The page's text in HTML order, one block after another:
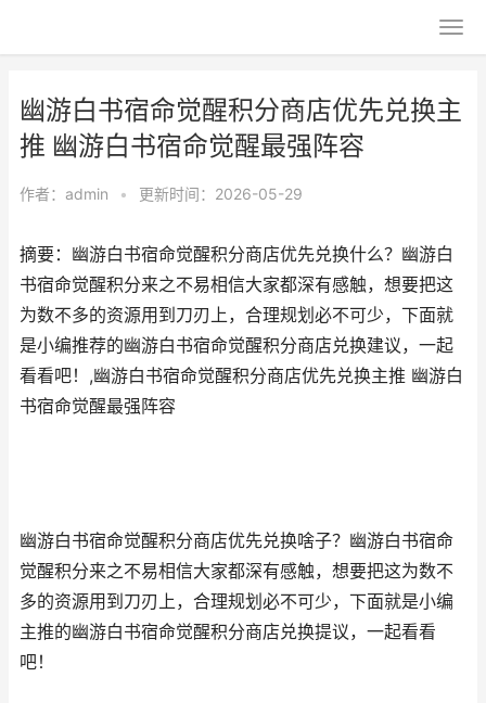
幽游白书宿命觉醒积分商店优先兑换主
推 幽游白书宿命觉醒最强阵容
作者： admin • 更新时间：2026-05-29
摘要：幽游白书宿命觉醒积分商店优先兑换什么？幽游白
书宿命觉醒积分来之不易相信大家都深有感触，想要把这
为数不多的资源用到刀刃上，合理规划必不可少，下面就
是小编推荐的幽游白书宿命觉醒积分商店兑换建议，一起
看看吧！,幽游白书宿命觉醒积分商店优先兑换主推 幽游白
书宿命觉醒最强阵容
幽游白书宿命觉醒积分商店优先兑换啥子？幽游白书宿命
觉醒积分来之不易相信大家都深有感触，想要把这为数不
多的资源用到刀刃上，合理规划必不可少，下面就是小编
主推的幽游白书宿命觉醒积分商店兑换提议，一起看看
吧！